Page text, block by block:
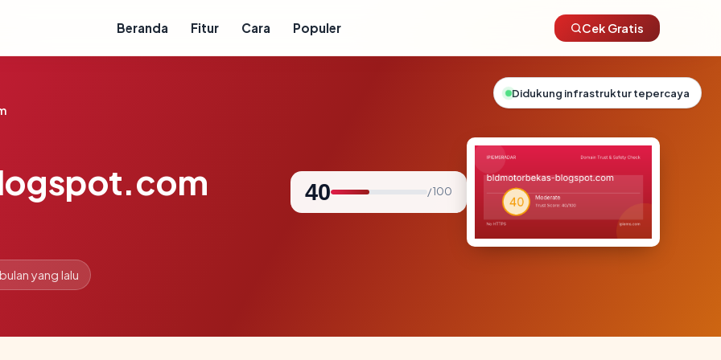
Beranda Fitur Cara Populer Cek Gratis
40 / 100
yang lalu
Didukung infrastruktur tepercaya